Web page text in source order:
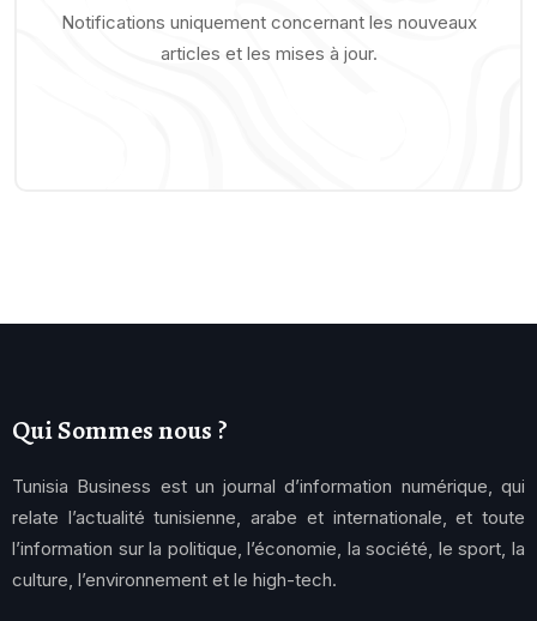
Notifications uniquement concernant les nouveaux
articles et les mises à jour.
Qui Sommes nous ?
Tunisia Business est un journal d’information numérique, qui
relate l’actualité tunisienne, arabe et internationale, et toute
l’information sur la politique, l’économie, la société, le sport, la
culture, l’environnement et le high-tech.